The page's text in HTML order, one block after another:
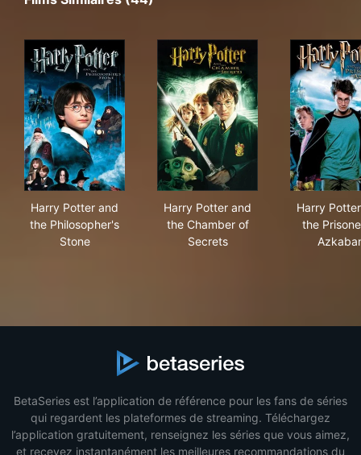
Harry Potter and
the Philosopher's
Stone
Harry Potter and
the Chamber of
Secrets
Harry
the
BetaSeries est l’application de référence pour les fans de séries
qui regardent les plateformes de streaming. Téléchargez
l’application gratuitement, renseignez les séries que vous aimez,
et recevez instantanément les meilleures recommandations du